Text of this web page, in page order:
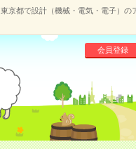
東京都で設計（機械・電気・電子）の
会員登録